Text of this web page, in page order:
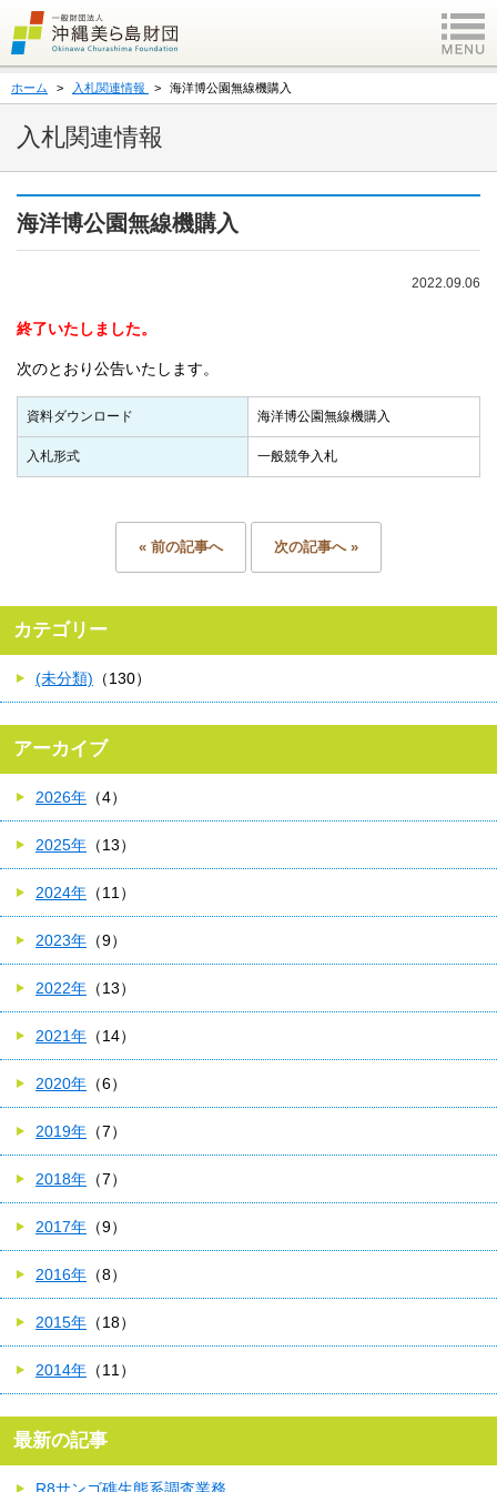
ホーム 入札関連情報 海洋博公園無線機購入
入札関連情報
海洋博公園無線機購入
2022.09.06
終了いたしました。
次のとおり公告いたします。
資料ダウンロード 海洋博公園無線機購入
入札形式 一般競争入札
« 前の記事へ 次の記事へ »
カテゴリー
(未分類) （130）
アーカイブ
2026年 （4）
2025年 （13）
2024年 （11）
2023年 （9）
2022年 （13）
2021年 （14）
2020年 （6）
2019年 （7）
2018年 （7）
2017年 （9）
2016年 （8）
2015年 （18）
2014年 （11）
最新の記事